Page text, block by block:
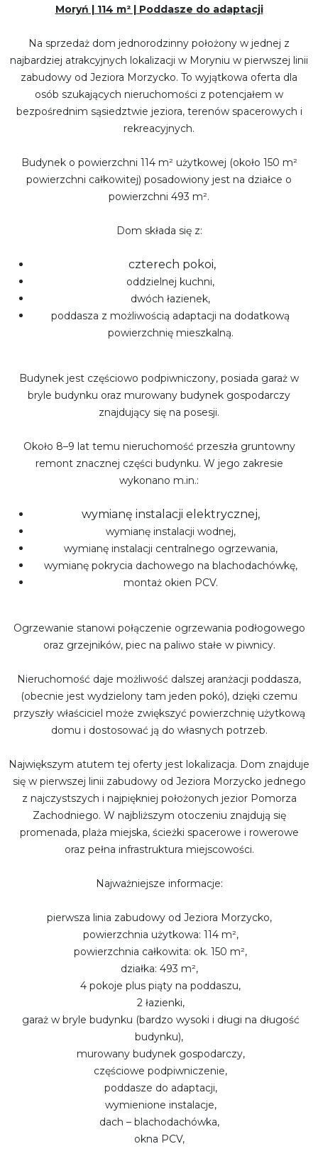
Moryń | 114 m² | Poddasze do adaptacji
Na sprzedaż dom jednorodzinny położony w jednej z
najbardziej atrakcyjnych lokalizacji w Moryniu w pierwszej linii
zabudowy od Jeziora Morzycko. To wyjątkowa oferta dla
osób szukających nieruchomości z potencjałem w
bezpośrednim sąsiedztwie jeziora, terenów spacerowych i
rekreacyjnych.
Budynek o powierzchni 114 m² użytkowej (około 150 m²
powierzchni całkowitej) posadowiony jest na działce o
powierzchni 493 m².
Dom składa się z:
czterech pokoi,
oddzielnej kuchni,
dwóch łazienek,
poddasza z możliwością adaptacji na dodatkową
powierzchnię mieszkalną.
Budynek jest częściowo podpiwniczony, posiada garaż w
bryle budynku oraz murowany budynek gospodarczy
znajdujący się na posesji.
Około 8–9 lat temu nieruchomość przeszła gruntowny
remont znacznej części budynku. W jego zakresie
wykonano m.in.:
wymianę instalacji elektrycznej,
wymianę instalacji wodnej,
wymianę instalacji centralnego ogrzewania,
wymianę pokrycia dachowego na blachodachówkę,
montaż okien PCV.
Ogrzewanie stanowi połączenie ogrzewania podłogowego
oraz grzejników, piec na paliwo stałe w piwnicy.
Nieruchomość daje możliwość dalszej aranżacji poddasza,
(obecnie jest wydzielony tam jeden pokó), dzięki czemu
przyszły właściciel może zwiększyć powierzchnię użytkową
domu i dostosować ją do własnych potrzeb.
Największym atutem tej oferty jest lokalizacja. Dom znajduje
się w pierwszej linii zabudowy od Jeziora Morzycko jednego
z najczystszych i najpiękniej położonych jezior Pomorza
Zachodniego. W najbliższym otoczeniu znajdują się
promenada, plaża miejska, ścieżki spacerowe i rowerowe
oraz pełna infrastruktura miejscowości.
Najważniejsze informacje:
pierwsza linia zabudowy od Jeziora Morzycko,
powierzchnia użytkowa: 114 m²,
powierzchnia całkowita: ok. 150 m²,
działka: 493 m²,
4 pokoje plus piąty na poddaszu,
2 łazienki,
garaż w bryle budynku (bardzo wysoki i długi na długość
budynku),
murowany budynek gospodarczy,
częściowe podpiwniczenie,
poddasze do adaptacji,
wymienione instalacje,
dach – blachodachówka,
okna PCV,